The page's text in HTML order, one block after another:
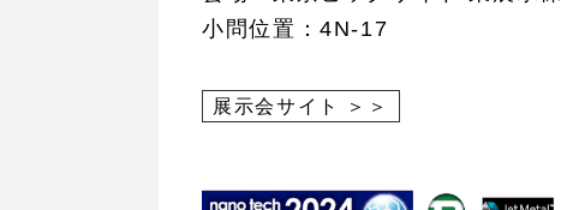
小問位置：4N-17
展示会サイト ＞＞